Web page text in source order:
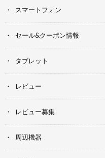
スマートフォン
セール&クーポン情報
タブレット
レビュー
レビュー募集
周辺機器